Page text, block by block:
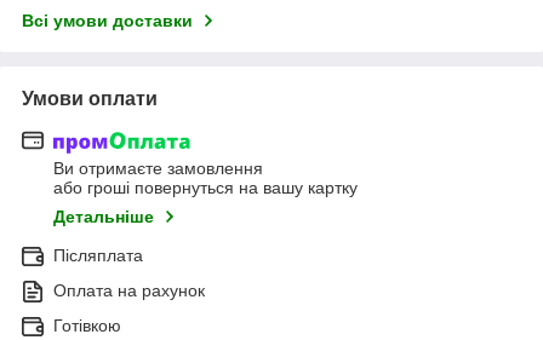
Всі умови доставки
Умови оплати
Ви отримаєте замовлення
або гроші повернуться на вашу картку
Детальніше
Післяплата
Оплата на рахунок
Готівкою